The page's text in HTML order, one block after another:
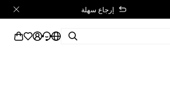
إرجاع سهلة